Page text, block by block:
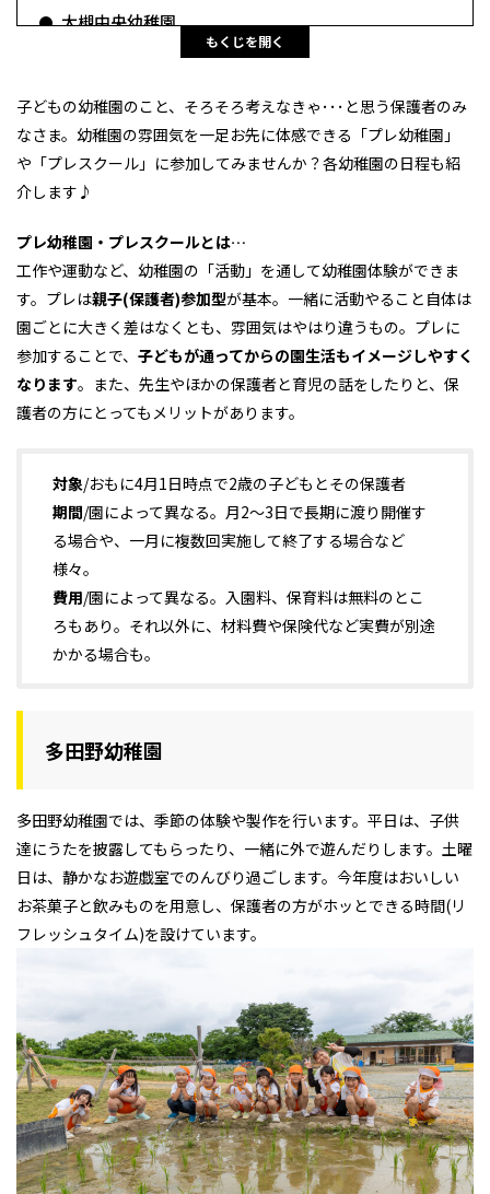
大槻中央幼稚園
もくじを開く
子どもの幼稚園のこと、そろそろ考えなきゃ･･･と思う保護者のみ
なさま。幼稚園の雰囲気を一足お先に体感できる「プレ幼稚園」
や「プレスクール」に参加してみませんか？各幼稚園の日程も紹
介します♪
プレ幼稚園・プレスクールとは…
工作や運動など、幼稚園の「活動」を通して幼稚園体験ができま
す。プレは親子(保護者)参加型が基本。一緒に活動やること自体は
園ごとに大きく差はなくとも、雰囲気はやはり違うもの。プレに
参加することで、 子どもが通ってからの園生活もイメージしやすく
なります。また、先生やほかの保護者と育児の話をしたりと、保
護者の方にとってもメリットがあります。
対象/おもに4月1日時点で2歳の子どもとその保護者
期間/園によって異なる。月2～3日で長期に渡り開催す
る場合や、一月に複数回実施して終了する場合など
様々。
費用/園によって異なる。入園料、保育料は無料のとこ
ろもあり。それ以外に、材料費や保険代など実費が別途
かかる場合も。
多田野幼稚園
多田野幼稚園では、季節の体験や製作を行います。平日は、子供
達にうたを披露してもらったり、一緒に外で遊んだりします。土曜
日は、静かなお遊戯室でのんびり過ごします。今年度はおいしい
お茶菓子と飲みものを用意し、保護者の方がホッとできる時間(リ
フレッシュタイム)を設けています。